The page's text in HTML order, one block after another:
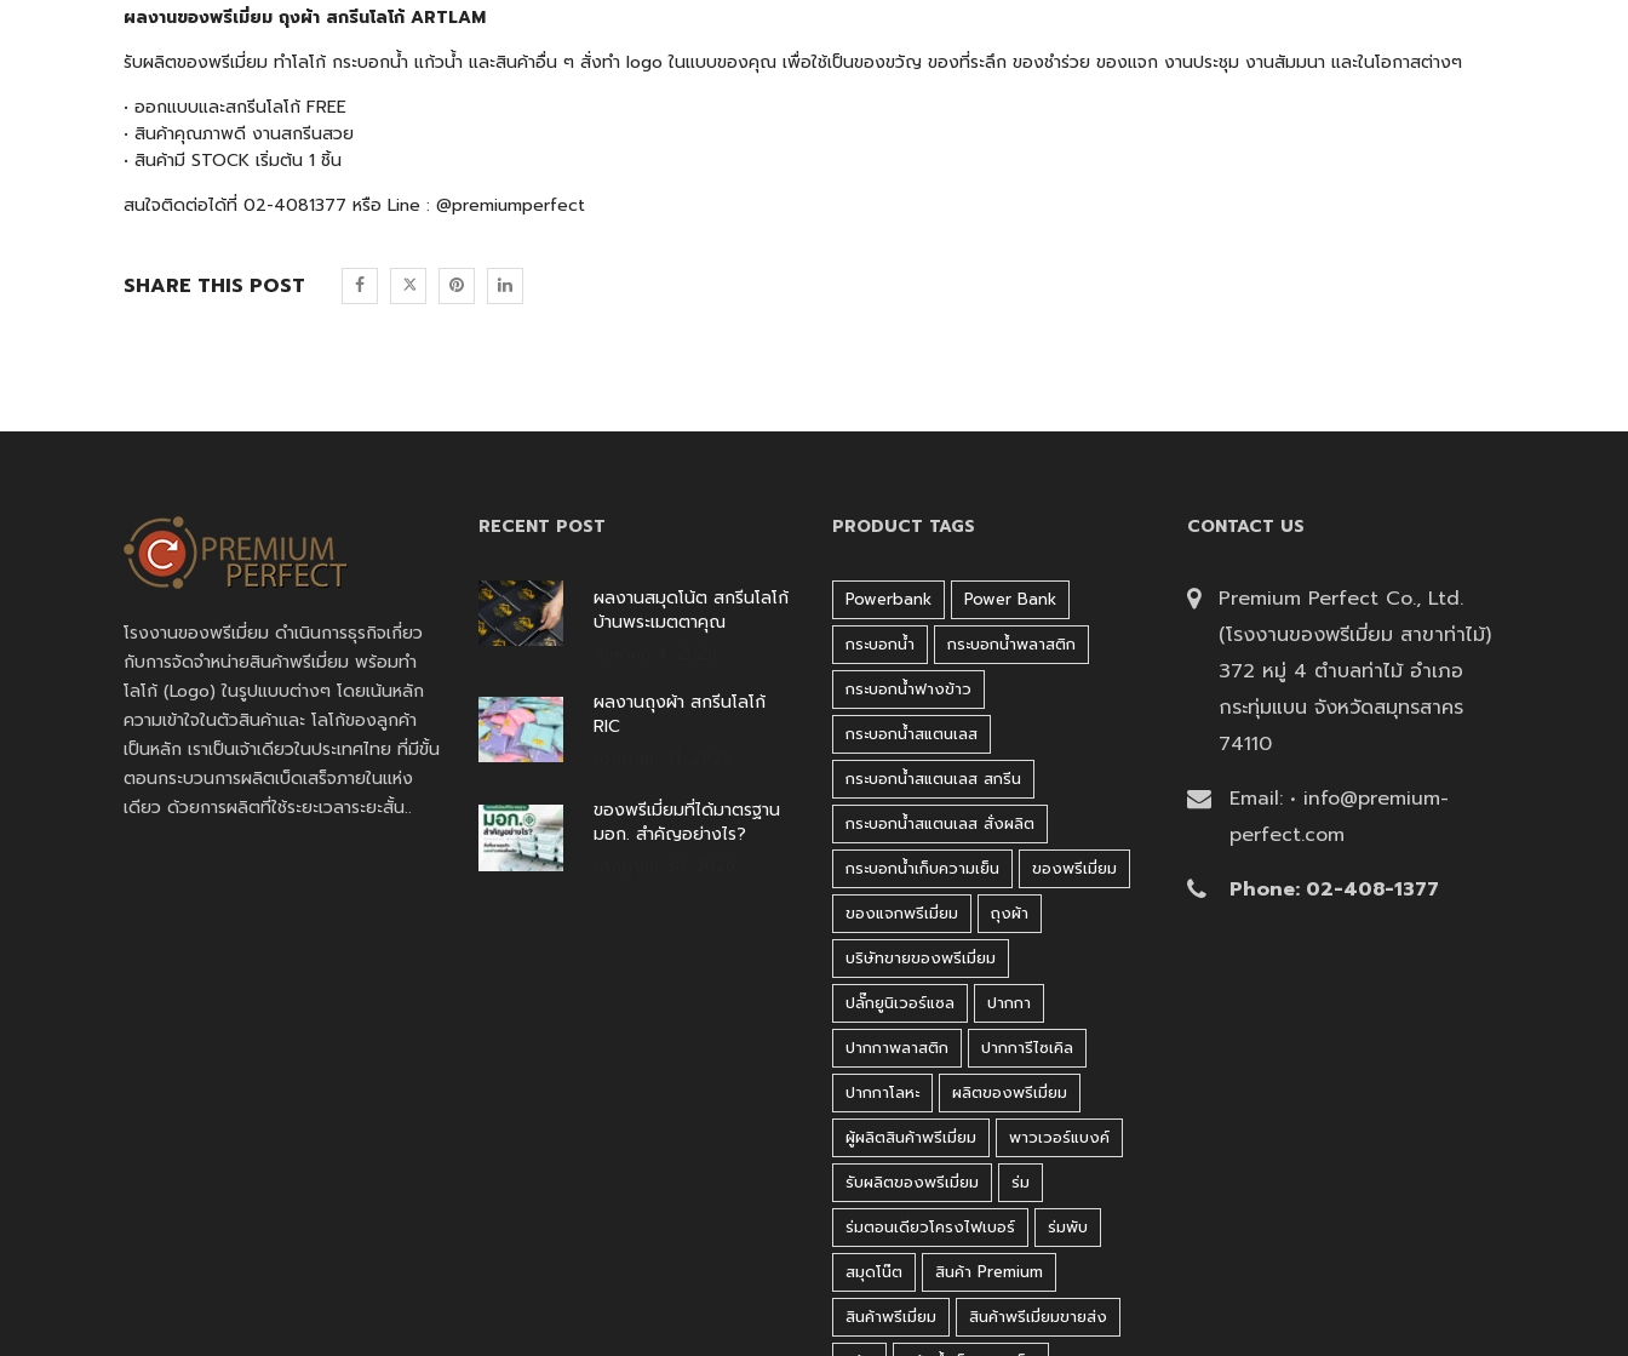
ผลงานของพรีเมี่ยม ถุงผ้า สกรีนโลโก้ ARTLAM
รับผลิตของพรีเมี่ยม ทำโลโก้ กระบอกน้ำ แก้วน้ำ และสินค้าอื่น ๆ สั่งทำ logo ในแบบของคุณ เพื่อใช้เป็นของขวัญ ของที่ระลึก ของชำร่วย ของแจก งานประชุม งานสัมมนา และในโอกาสต่างๆ
• ออกแบบและสกรีนโลโก้ FREE
• สินค้าคุณภาพดี งานสกรีนสวย
• สินค้ามี STOCK เริ่มต้น 1 ชิ้น
สนใจติดต่อได้ที่ 02-4081377 หรือ Line : @premiumperfect
SHARE THIS POST
โรงงานของพรีเมี่ยม ดำเนินการธุรกิจเกี่ยว
กับการจัดจำหน่ายสินค้าพรีเมี่ยม พร้อมทำ
โลโก้ (Logo) ในรูปแบบต่างๆ โดยเน้นหลัก
ความเข้าใจในตัวสินค้าและ โลโก้ของลูกค้า
เป็นหลัก เราเป็นเจ้าเดียวในประเทศไทย ที่มีขั้น
ตอนกระบวนการผลิตเบ็ดเสร็จภายในแห่ง
เดียว ด้วยการผลิตที่ใช้ระยะเวลาระยะสั้น..
RECENT POST
ผลงานสมุดโน้ต สกรีนโลโก้
บ้านพระเมตตาคุณ
ผลงานถุงผ้า สกรีนโลโก้
RIC
ของพรีเมี่ยมที่ได้มาตรฐาน
มอก. สำคัญอย่างไร?
PRODUCT TAGS
Powerbank
Power Bank
กระบอกน้ำ
กระบอกน้ำพลาสติก
กระบอกน้ำฟางข้าว
กระบอกน้ำสแตนเลส
กระบอกน้ำสแตนเลส สกรีน
กระบอกน้ำสแตนเลส สั่งผลิต
กระบอกน้ำเก็บความเย็น
ของพรีเมี่ยม
ของแจกพรีเมี่ยม
ถุงผ้า
บริษัทขายของพรีเมี่ยม
ปลั๊กยูนิเวอร์แซล
ปากกา
ปากกาพลาสติก
ปากการีไซเคิล
ปากกาโลหะ
ผลิตของพรีเมี่ยม
ผู้ผลิตสินค้าพรีเมี่ยม
พาวเวอร์แบงค์
รับผลิตของพรีเมี่ยม
ร่ม
ร่มตอนเดียวโครงไฟเบอร์
ร่มพับ
สมุดโน๊ต
สินค้า Premium
สินค้าพรีเมี่ยม
สินค้าพรีเมี่ยมขายส่ง
CONTACT US
Premium Perfect Co., Ltd.
(โรงงานของพรีเมี่ยม สาขาท่าไม้)
372 หมู่ 4 ตำบลท่าไม้ อำเภอ
กระทุ่มแบน จังหวัดสมุทรสาคร
74110
Email: • info@premium-
perfect.com
Phone: 02-408-1377